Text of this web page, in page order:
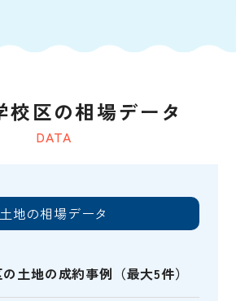
DATA
校区の相場データ
土地の相場データ
土地の成約事例（最大5件）